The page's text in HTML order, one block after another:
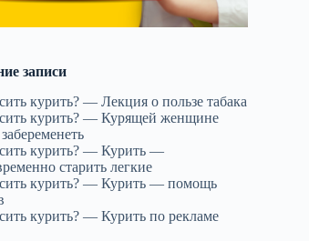
записи
курить? — Лекция о пользе табака
курить? — Курящей женщине
курить? — Курить —
старить легкие
курить? — Курить — помощь
курить? — Курить по рекламе